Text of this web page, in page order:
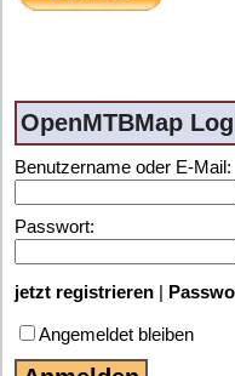
OpenMTBMap
Benutzername oder E-Mail:
Passwort:
jetzt registrieren |
Angemeldet bleiben